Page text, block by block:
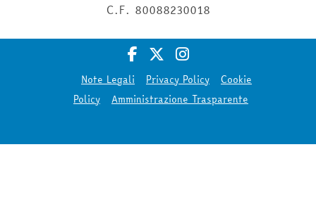
C.F. 80088230018
Note Legali Privacy Policy
Cookie
Policy
Amministrazione Trasparente